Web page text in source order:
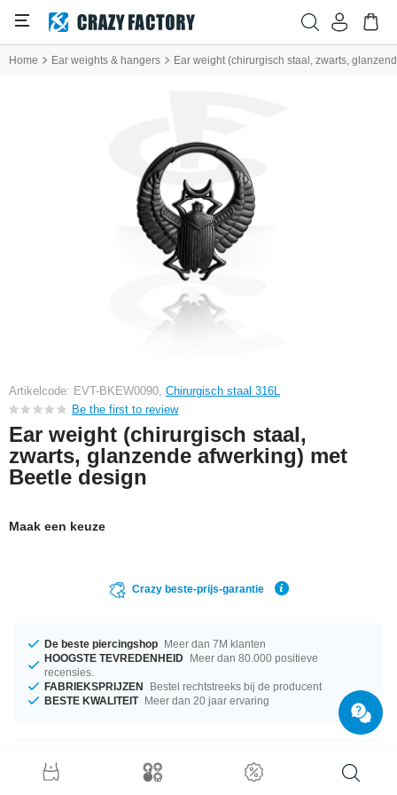
Home Ear weights & hangers Ear weight (chirurgisch staal, zwarts,
Artikelcode: EVT-BKEW0090, Chirurgisch staal 316L
Be the first to review
Ear weight (chirurgisch staal,
zwarts, glanzende afwerking) met
Beetle design
Maak een keuze
Crazy beste-prijs-garantie
De beste piercingshop Meer dan 7M klanten
HOOGSTE TEVREDENHEID Meer dan 80.000 positieve
recensies.
FABRIEKSPRIJZEN
Bestel rechtstreeks bij de producent
BESTE KWALITEIT Meer dan 20 jaar ervaring